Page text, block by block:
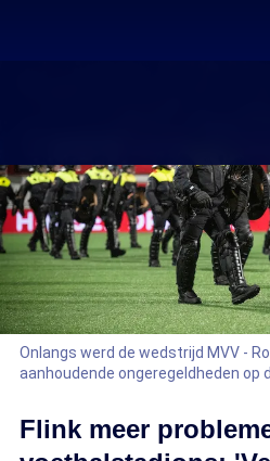
Onlangs werd de wedstrijd MVV -
aanhoudende ongeregeldheden op
Flink meer